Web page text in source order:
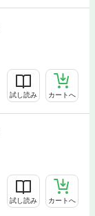
試し読み カートへ
試し読み カートへ